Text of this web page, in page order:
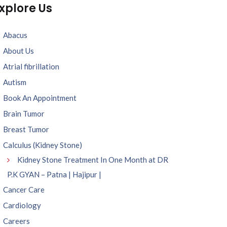
Us
Abacus
About Us
Atrial fibrillation
Autism
Book An Appointment
Brain Tumor
Breast Tumor
Calculus (Kidney Stone)
Kidney Stone Treatment In One Month at DR
P.K GYAN – Patna | Hajipur |
Cancer Care
Cardiology
Careers